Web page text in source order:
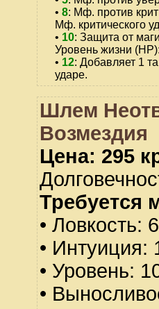
• 8: Мф. против
Мф. критического
• 10: Защита от
Уровень жизни
• 12: Добавляет 1
ударе.
Шлем
Возмездия
Цена: 295
Требуется
• Ловкость:
• Интуиция:
• Уровень:
•